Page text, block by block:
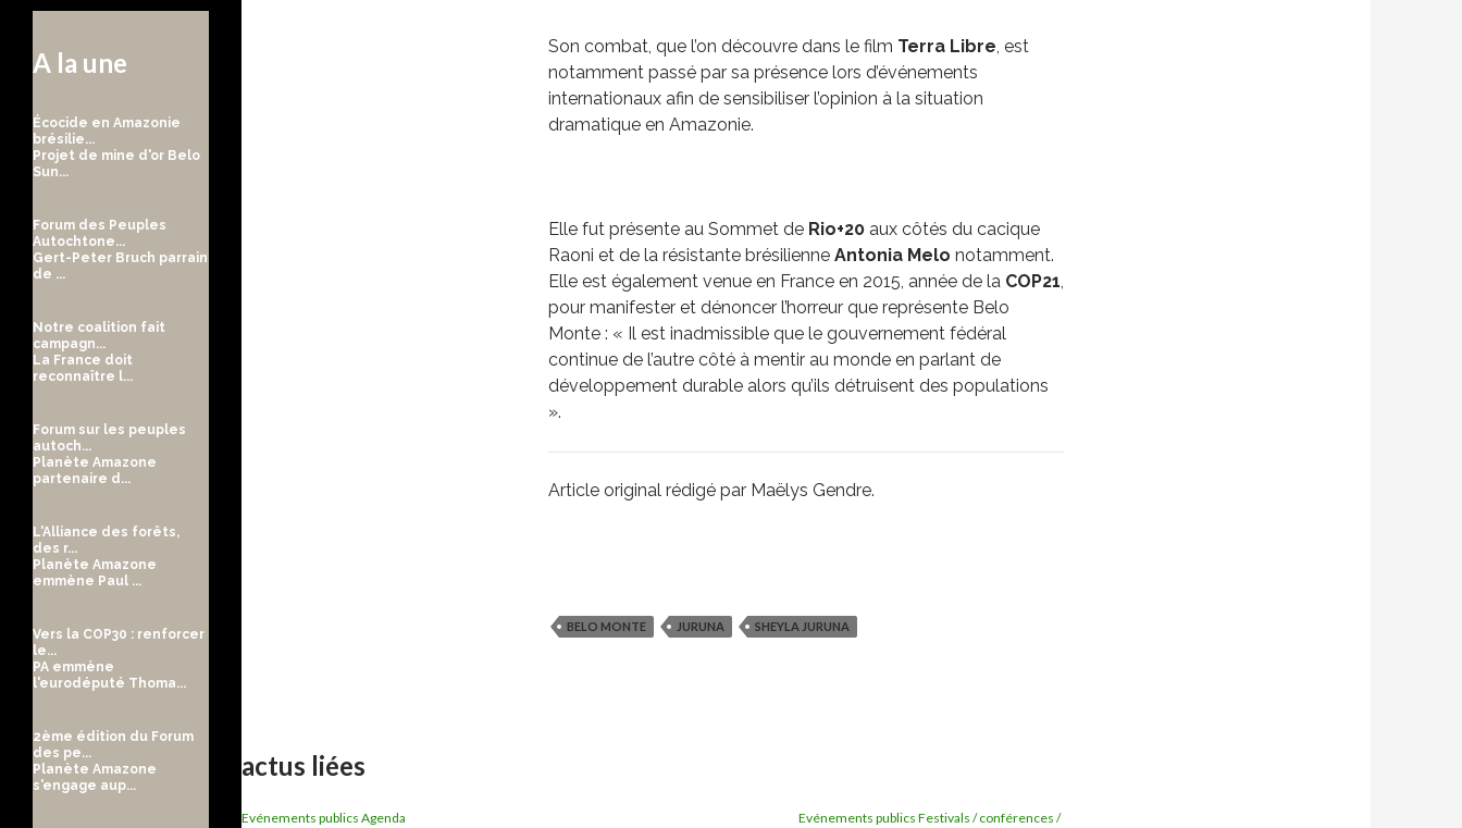
Son combat, que l’on découvre dans le film Terra Libre, est
notamment passé par sa présence lors d’événements
internationaux afin de sensibiliser l’opinion à la situation
dramatique en Amazonie.
Elle fut présente au Sommet de Rio+20 aux côtés du cacique
Raoni et de la résistante brésilienne Antonia Melo notamment.
Elle est également venue en France en 2015, année de la COP21,
pour manifester et dénoncer l’horreur que représente Belo
Monte : « Il est inadmissible que le gouvernement fédéral
continue de l’autre côté à mentir au monde en parlant de
développement durable alors qu’ils détruisent des populations
».
Article original rédigé par Maëlys Gendre.
BELO MONTE JURUNA SHEYLA JURUNA
actus liées
Evénements publics Agenda
Evénements publics Festivals / conférences /
A la une
Écocide en Amazonie
brésilie...
Projet de mine d'or Belo
Sun...
Forum des Peuples
Autochtone...
Gert-Peter Bruch parrain
de ...
Notre coalition fait
campagn...
La France doit
reconnaître l...
Forum sur les peuples
autoch...
Planète Amazone
partenaire d...
L'Alliance des forêts,
des r...
Planète Amazone
emmène Paul ...
Vers la COP30 : renforcer
le...
PA emmène
l'eurodéputé Thoma...
2ème édition du Forum
des pe...
Planète Amazone
s'engage aup...